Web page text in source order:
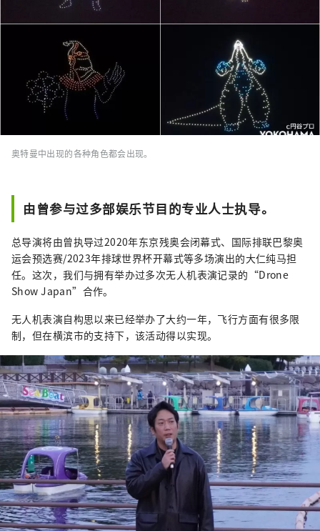
奥特曼中出现的各种角色都会出现。
由曾参与过多部娱乐节目的专业人士执导。
总导演将由曾执导过2020年东京残奥会闭幕式、国际排联巴黎奥
运会预选赛/2023年排球世界杯开幕式等多场演出的大仁纯马担
任。这次，我们与拥有举办过多次无人机表演记录的“Drone
Show Japan”合作。
无人机表演自构思以来已经举办了大约一年，飞行方面有很多限
制，但在横滨市的支持下，该活动得以实现。